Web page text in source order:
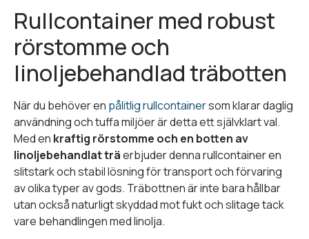
Rullcontainer med robust
rörstomme och
linoljebehandlad träbotten
När du behöver en pålitlig rullcontainersom klarar daglig
användning och tuffa miljöer är detta ett självklart val.
Med en kraftig rörstomme och en botten av
linoljebehandlat träerbjuder denna rullcontainer en
slitstark och stabil lösning för transport och förvaring
av olika typer av gods. Träbottnen är inte bara hållbar
utan också naturligt skyddad mot fukt och slitage tack
vare behandlingen med linolja.